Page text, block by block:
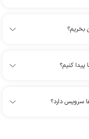
بخریم؟
کنیم؟
سرویس دارد؟